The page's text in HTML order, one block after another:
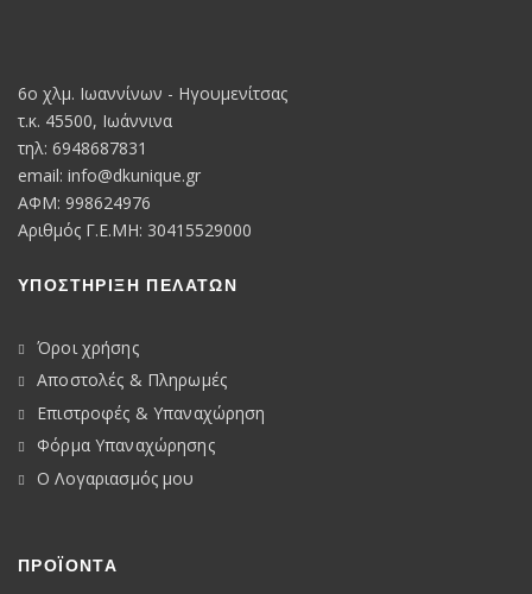
6o χλμ. Ιωαννίνων - Ηγουμενίτσας
τ.κ. 45500, Ιωάννινα
τηλ: 6948687831
email: info@dkunique.gr
ΑΦΜ: 998624976
Αριθμός Γ.Ε.ΜΗ: 30415529000
ΥΠΟΣΤΗΡΙΞΗ ΠΕΛΑΤΩΝ
Όροι χρήσης
Αποστολές & Πληρωμές
Επιστροφές & Υπαναχώρηση
Φόρμα Υπαναχώρησης
Ο Λογαριασμός μου
ΠΡΟΪΟΝΤΑ